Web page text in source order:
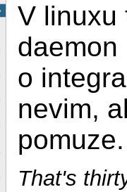
V linuxu
daemon
o
nevim,
pomuze.
That's